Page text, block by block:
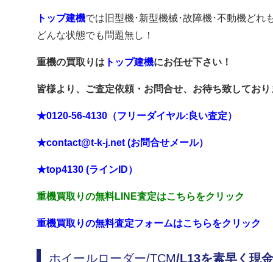
トップ建機では旧型機･新型機械･故障機･不動機どれ
どんな状態でも問題無し！
重機の買取りは トップ建機にお任せ下さい！
皆様より、ご査定依頼・お問合せ、お待ち致しており
★0120-56-4130（フリーダイヤル:良い査定）
★contact@t-k-j.net (お問合せメール）
★top4130 (ラインID）
重機買取りの無料LINE査定はこちらをクリック
重機買取りの無料査定フォームはこちらをクリック
ホイールローダー/TCM/L13を素早く現